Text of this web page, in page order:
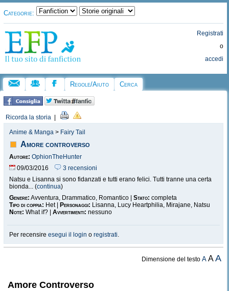
Categorie:
Registrati
o
accedi
Regole/Aiuto Cerca
Ricorda la storia
Anime & Manga > Fairy Tail
Amore controverso
Autore: OphionTheHunter
09/03/2016
3 recensioni
Natsu e Lisanna si sono fidanzati e tutti erano felici. Tutti tranne una certa
bionda... (continua)
Genere: Avventura, Drammatico, Romantico | Stato: completa
Tipo di coppia: Het | Personaggi: Lisanna, Lucy Heartphilia, Mirajane, Natsu
Note: What if? | Avvertimenti: nessuno
Per recensire esegui il login o registrati.
Dimensione del testoA AA
Amore Controverso